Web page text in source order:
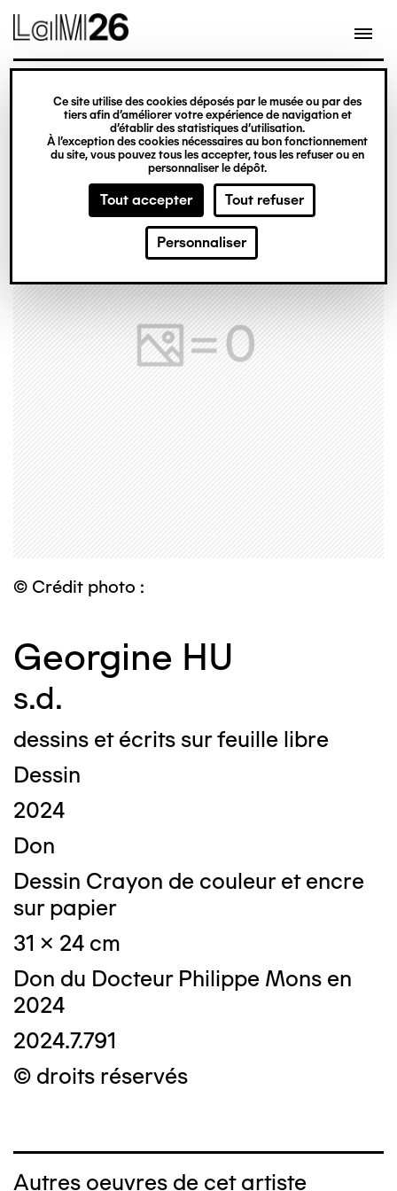
Gestion des cookies
Ce site utilise des cookies déposés par le musée ou par des
tiers afin d’améliorer votre expérience de navigation et
d’établir des statistiques d’utilisation.
À l’exception des cookies nécessaires au bon fonctionnement
du site, vous pouvez tous les accepter, tous les refuser ou en
personnaliser le dépôt.
Tout accepter Tout refuser
Personnaliser
contenu
© Crédit photo :
Georgine HU
s.d.
dessins et écrits sur feuille libre
Dessin
2024
Don
Dessin Crayon de couleur et encre
sur papier
31 x 24 cm
Don du Docteur Philippe Mons en
2024
2024.7.791
© droits réservés
Autres oeuvres de cet artiste